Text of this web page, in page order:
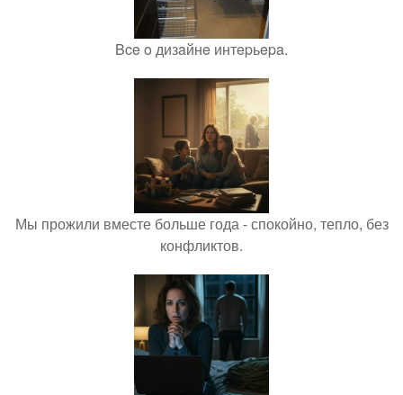
Bce o дизaйнe интepьepa.
Мы прожили вместе больше года - спокойно, тепло, без
конфликтов.